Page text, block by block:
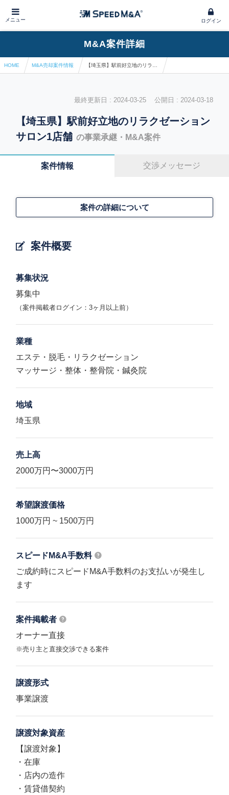
メニュー ログイン
M&A案件詳細
HOME M&A売却案件情報
最終更新日 : 2024-03-25 公開日 : 2024-03-18
【埼玉県】駅前好立地のリラクゼーション
サロン1店舗 の事業承継・M&A案件
案件情報 交渉メッセージ
案件概要
案件の詳細について
募集状況
募集中
（案件掲載者ログイン：3ヶ月以上前）
業種
エステ・脱毛・リラクゼーション
マッサージ・整体・整骨院・鍼灸院
地域
埼玉県
売上高
2000万円〜3000万円
希望譲渡価格
1000万円 ~ 1500万円
スピードM&A手数料
ご成約時にスピードM&A手数料のお支払いが発生し
ます
案件掲載者
オーナー直接
※売り主と直接交渉できる案件
譲渡形式
事業譲渡
譲渡対象資産
【譲渡対象】
・在庫
・店内の造作
・賃貸借契約